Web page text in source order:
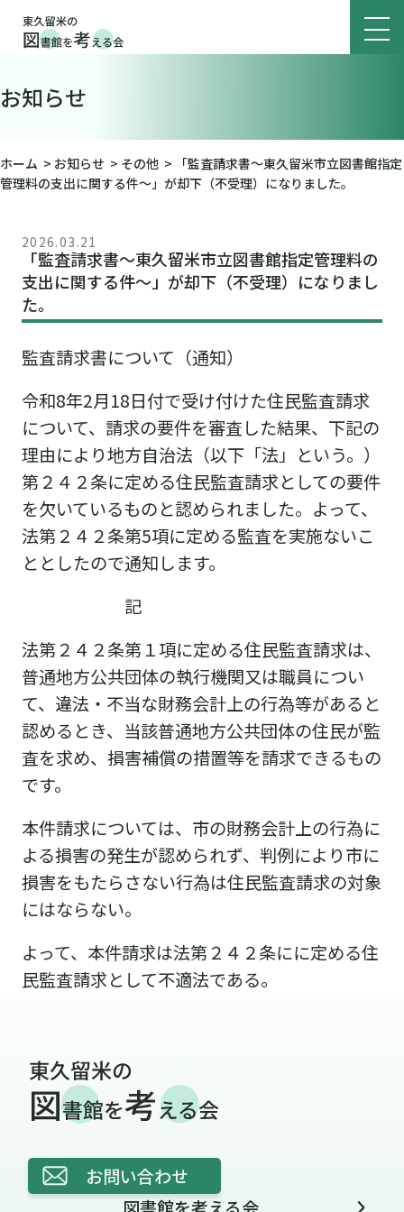
お知らせ
ホーム > お知らせ > その他 >
「監査請求書～東久留米市立図書館指定
管理料の支出に関する件～」が却下（不受理）になりました。
「監査請求書～東久留米市立図書館指定管理料の
支出に関する件～」が却下（不受理）になりまし
た。
2026.03.21
監査請求書について（通知）
令和8年2月18日付で受け付けた住民監査請求
について、請求の要件を審査した結果、下記の
理由により地方自治法（以下「法」という。）
第２４２条に定める住民監査請求としての要件
を欠いているものと認められました。よって、
法第２４２条第5項に定める監査を実施ないこ
ととしたので通知します。
記
法第２４２条第１項に定める住民監査請求は、
普通地方公共団体の執行機関又は職員につい
て、違法・不当な財務会計上の行為等があると
認めるとき、当該普通地方公共団体の住民が監
査を求め、損害補償の措置等を請求できるもの
です。
本件請求については、市の財務会計上の行為に
よる損害の発生が認められず、判例により市に
損害をもたらさない行為は住民監査請求の対象
にはならない。
よって、本件請求は法第２４２条にに定める住
民監査請求として不適法である。
お問い合わせ